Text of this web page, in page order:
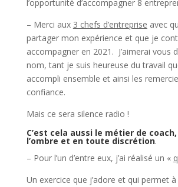
l’opportunité d’accompagner 8
– Merci aux 3 chefs d’entreprise avec
partager mon expérience et que je
accompagner en 2021. J’aimerai vous
nom, tant je suis heureuse du travail
accompli ensemble et ainsi les
confiance.
Mais ce sera silence radio !
C’est cela aussi le métier de
l’ombre et en toute discrétion.
– Pour l’un d’entre eux, j’ai réalisé un «
Un exercice que j’adore et qui permet